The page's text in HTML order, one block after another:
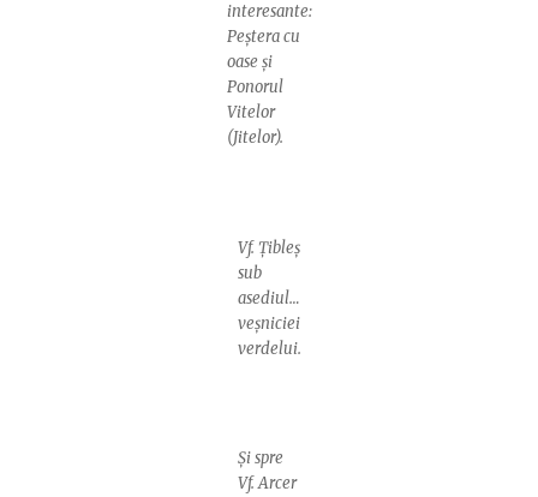
interesante:
Peștera cu
oase și
Ponorul
Vitelor
(Jitelor).
Vf. Țibleș
sub
asediul…
veșniciei
verdelui.
Și spre
Vf. Arcer